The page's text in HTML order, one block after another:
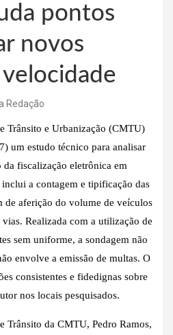
pontos
novos
Redação
Trânsito e Urbanização (CMTU)
um estudo técnico para analisar
fiscalização eletrônica em
a contagem e tipificação das
de aferição do volume de veículos
Realizada com a utilização de
sem uniforme, a sondagem não
envolve a emissão de multas. O
consistentes e fidedignas sobre
nos locais pesquisados.
Trânsito da CMTU, Pedro Ramos,